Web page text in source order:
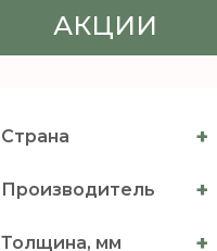
АКЦИИ
Страна +
Производитель +
Толщина, мм +